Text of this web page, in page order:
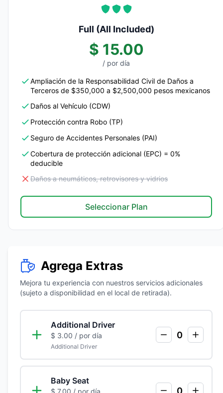
Full (All Included)
$ 15.00
/ por día
Ampliación de la Responsabilidad Civil de Daños a
Terceros de $350,000 a $2,500,000 pesos mexicanos
Daños al Vehículo (CDW)
Protección contra Robo (TP)
Seguro de Accidentes Personales (PAI)
Cobertura de protección adicional (EPC) = 0%
deducible
Daños a neumáticos, retrovisores y vidrios
Seleccionar Plan
Agrega Extras
Mejora tu experiencia con nuestros servicios adicionales
(sujeto a disponibilidad en el local de retirada).
Additional Driver
$ 3.00 / por día
Additional Driver
0
Baby Seat
$ 7.00 / por día 0